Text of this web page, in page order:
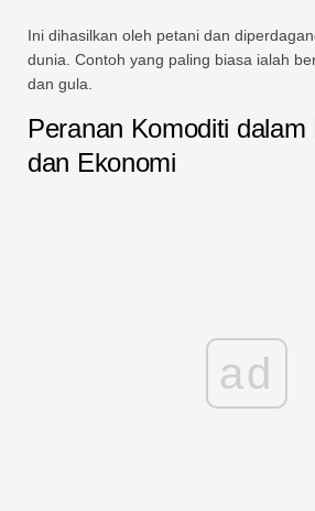
Ini dihasilkan oleh petani dan
dunia. Contoh yang paling biasa ialah
dan gula.
Peranan Komoditi dalam
dan Ekonomi
ad